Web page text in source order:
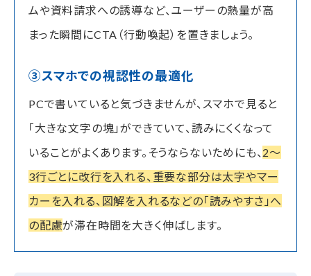
ムや資料請求への誘導など、ユーザーの熱量が高
まった瞬間にCTA（行動喚起）を置きましょう。
③スマホでの視認性の最適化
PCで書いていると気づきませんが、スマホで見ると
「大きな文字の塊」ができていて、読みにくくなって
いることがよくあります。そうならないためにも、 2〜
3行ごとに改行を入れる、重要な部分は太字やマー
カーを入れる、図解を入れるなどの「読みやすさ」へ
の配慮が滞在時間を大きく伸ばします。